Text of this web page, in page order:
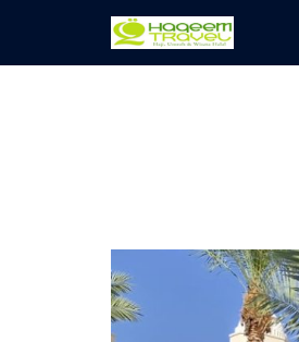
content